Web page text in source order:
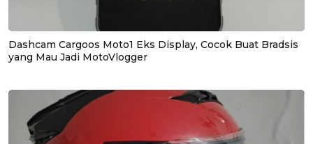
Dashcam Cargoos Moto1 Eks Display, Cocok Buat Bradsis
yang Mau Jadi MotoVlogger